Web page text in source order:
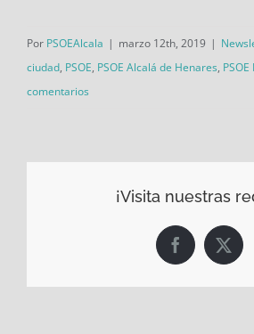
Por PSOEAlcala | marzo 12th, 2019 |
ciudad, PSOE, PSOE Alcalá de Henares,
comentarios
¡Visita nuestras
Facebook
X